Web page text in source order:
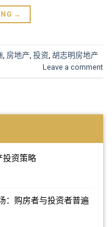
→
房地产 投资 胡志明房地产
Leave a comment
投资策略
：购房者与投资者普遍